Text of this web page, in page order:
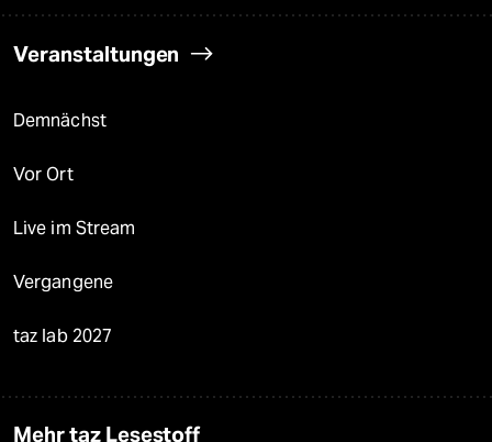
Veranstaltungen
Demnächst
Vor Ort
Live im Stream
Vergangene
taz lab 2027
Mehr taz Lesestoff